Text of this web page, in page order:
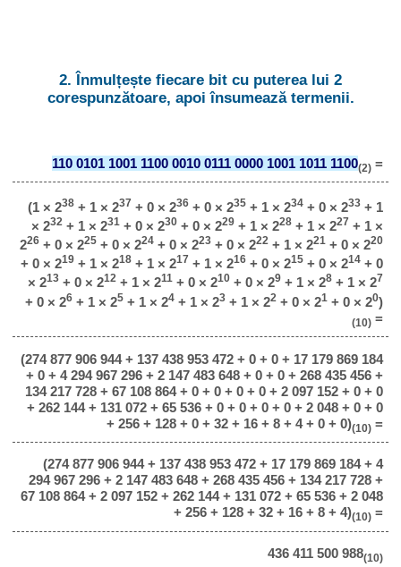
2. Înmulțește fiecare bit cu puterea lui 2
corespunzătoare, apoi însumează termenii.
110 0101 1001 1100 0010 0111 0000 1001 1011 1100(2)=
(1 × 238+ 1 × 237 + 0 × 236+ 0 × 235+ 1 × 234+ 0 × 233+ 1
× 232+ 1 × 231+ 0 × 230+ 0 × 229+ 1 × 228+ 1 × 227 + 1 ×
226+ 0 × 225+ 0 × 224+ 0 × 223+ 0 × 222+ 1 × 221+ 0 × 220
+ 0 × 219+ 1 × 218+ 1 × 217 + 1 × 216+ 0 × 215+ 0 × 214+ 0
× 213+ 0 × 212+ 1 × 211+ 0 × 210+ 0 × 29+ 1 × 28+ 1 × 27
+ 0 × 26+ 1 × 25+ 1 × 24+ 1 × 23+ 1 × 22+ 0 × 21+ 0 × 20)
(10)=
(274 877 906 944 + 137 438 953 472 + 0 + 0 + 17 179 869 184
+ 0 + 4 294 967 296 + 2 147 483 648 + 0 + 0 + 268 435 456 +
134 217 728 + 67 108 864 + 0 + 0 + 0 + 0 + 2 097 152 + 0 + 0
+ 262 144 + 131 072 + 65 536 + 0 + 0 + 0 + 0 + 2 048 + 0 + 0
+ 256 + 128 + 0 + 32 + 16 + 8 + 4 + 0 + 0)(10)=
(274 877 906 944 + 137 438 953 472 + 17 179 869 184 + 4
294 967 296 + 2 147 483 648 + 268 435 456 + 134 217 728 +
67 108 864 + 2 097 152 + 262 144 + 131 072 + 65 536 + 2 048
+ 256 + 128 + 32 + 16 + 8 + 4)(10)=
436 411 500 988(10)